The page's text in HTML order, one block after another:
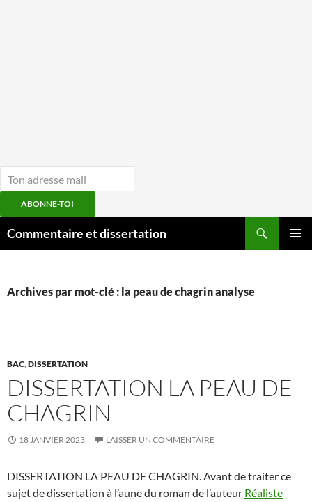
ABONNE-TOI
auCommentaire et dissertation
Archives par mot-clé : la peau de chagrin analyse
BAC,DISSERTATION
DISSERTATION LA PEAU DE
CHAGRIN
18 JANVIER 2023 LAISSER UN COMMENTAIRE
DISSERTATION LA PEAU DE CHAGRIN. Avant de traiter ce
sujet de dissertation à l’aune du roman de l’auteur Réaliste